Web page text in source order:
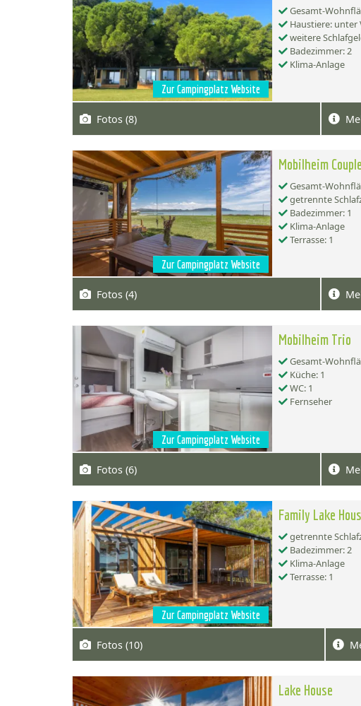
Zur Campingplatz Website
Gesamt-
Haustiere:
weitere
Badezimmer: 2
Klima-Anlage
Fotos (8)
Zur Campingplatz Website
Mobilheim Couple
Gesamt-
getrennte
Badezimmer: 1
Klima-Anlage
Terrasse: 1
Fotos (4)
Zur Campingplatz Website
Mobilheim Trio
Gesamt-
Küche: 1
WC: 1
Fernseher
Fotos (6)
Zur Campingplatz Website
Family Lake
getrennte
Badezimmer: 2
Klima-Anlage
Terrasse: 1
Fotos (10)
Lake House